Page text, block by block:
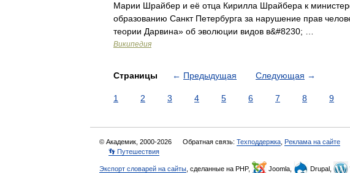
Марии Шрайбер и её отца Кирилла Шрайбера к
образованию Санкт Петербурга за нарушение прав
теории Дарвина» об эволюции видов в&#8230; …
Википедия
Страницы ← Предыдущая Следующая →
1 2 3 4 5 6 7 8 9
© Академик, 2000-2026 Обратная связь: Техподдержка Реклама на сайте
👣 Путешествия
Экспорт словарей на сайты , сделанные на PHP, Joomla, Drupal,